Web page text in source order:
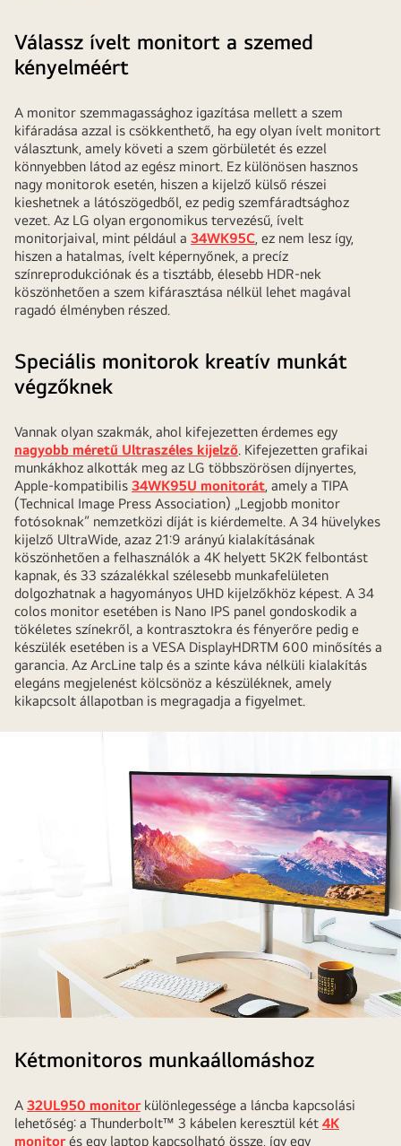
Válassz ívelt monitort a szemed
kényelméért
A monitor szemmagassághoz igazítása mellett a szem
kifáradása azzal is csökkenthető, ha egy olyan ívelt monitort
választunk, amely követi a szem görbületét és ezzel
könnyebben látod az egész minort. Ez különösen hasznos
nagy monitorok esetén, hiszen a kijelző külső részei
kieshetnek a látószögedből, ez pedig szemfáradtsághoz
vezet. Az LG olyan ergonomikus tervezésű, ívelt
monitorjaival, mint például a 34WK95C, ez nem lesz így,
hiszen a hatalmas, ívelt képernyőnek, a precíz
színreprodukciónak és a tisztább, élesebb HDR-nek
köszönhetően a szem kifárasztása nélkül lehet magával
ragadó élményben részed.
Speciális monitorok kreatív munkát
végzőknek
Vannak olyan szakmák, ahol kifejezetten érdemes egy
nagyobb méretű Ultraszéles kijelző. Kifejezetten grafikai
munkákhoz alkották meg az LG többszörösen díjnyertes,
Apple-kompatibilis 34WK95U monitorát, amely a TIPA
(Technical Image Press Association) „Legjobb monitor
fotósoknak” nemzetközi díját is kiérdemelte. A 34 hüvelykes
kijelző UltraWide, azaz 21:9 arányú kialakításának
köszönhetően a felhasználók a 4K helyett 5K2K felbontást
kapnak, és 33 százalékkal szélesebb munkafelületen
dolgozhatnak a hagyományos UHD kijelzőkhöz képest. A 34
colos monitor esetében is Nano IPS panel gondoskodik a
tökéletes színekről, a kontrasztokra és fényerőre pedig e
készülék esetében is a VESA DisplayHDRTM 600 minősítés a
garancia. Az ArcLine talp és a szinte káva nélküli kialakítás
elegáns megjelenést kölcsönöz a készüléknek, amely
kikapcsolt állapotban is megragadja a figyelmet.
ultraszéles
monitor
otthoni
irodát
Kétmonitoros munkaállomáshoz
A 32UL950 monitorkülönlegessége a láncba kapcsolási
lehetőség: a Thunderbolt™ 3 kábelen keresztül két 4K
monitorés egy laptop kapcsolható össze, így egy